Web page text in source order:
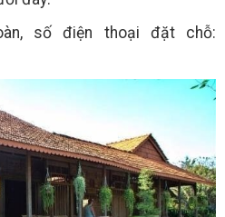
số điện thoại đặt chỗ: